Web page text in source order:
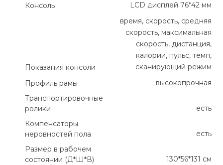
Консоль
LСD дисплей 76*42 мм
Показания консоли
время, скорость, средняя
скорость, максимальная
скорость, дистанция,
калории, пульс, темп,
сканирующий режим
Профиль рамы
высокопрочная
Транспортировочные
ролики
есть
Компенсаторы
неровностей пола
есть
Размер в рабочем
состоянии (Д*Ш*В)
130*56*131 см